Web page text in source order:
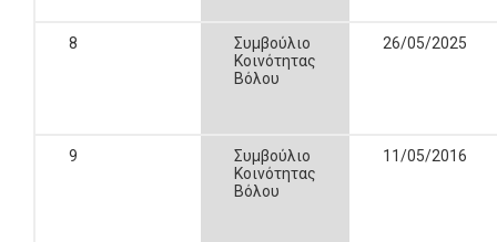
8
Συμβούλιο
Κοινότητας
Βόλου
26/05/2025
9
Συμβούλιο
Κοινότητας
Βόλου
11/05/2016